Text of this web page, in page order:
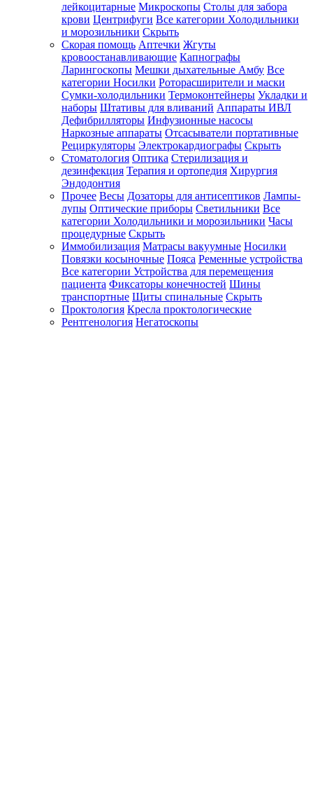
лейкоцитарные Микроскопы Столы для забора
крови Центрифуги Все категории Холодильники
и морозильники Скрыть
Скорая помощь Аптечки Жгуты
кровоостанавливающие Капнографы
Ларингоскопы Мешки дыхательные Амбу Все
категории Носилки Роторасширители и маски
Сумки-холодильники Термоконтейнеры Укладки и
наборы Штативы для вливаний Аппараты ИВЛ
Дефибрилляторы Инфузионные насосы
Наркозные аппараты Отсасыватели портативные
Рециркуляторы Электрокардиографы Скрыть
Стоматология Оптика Стерилизация и
дезинфекция Терапия и ортопедия Хирургия
Эндодонтия
Прочее Весы Дозаторы для антисептиков Лампы-
лупы Оптические приборы Светильники Все
категории Холодильники и морозильники Часы
процедурные Скрыть
Иммобилизация Матрасы вакуумные Носилки
Повязки косыночные Пояса Ременные устройства
Все категории Устройства для перемещения
пациента Фиксаторы конечностей Шины
транспортные Щиты спинальные Скрыть
Проктология Кресла проктологические
Рентгенология Негатоскопы